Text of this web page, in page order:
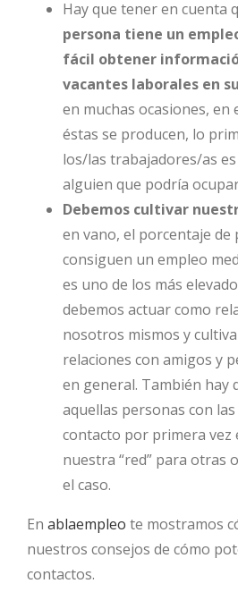
Hay que tener en cuenta
persona tiene un
fácil obtener
vacantes laborales en
en muchas ocasiones, en
éstas se producen, lo
los/las trabajadores/as
alguien que podría
Debemos cultivar
en vano, el porcentaje de
consiguen un empleo
es uno de los más
debemos actuar como
nosotros mismos y
relaciones con amigos y
en general. También hay
aquellas personas con
contacto por primera vez
nuestra “red” para otras
el caso.
En ablaempleo te mostramos
nuestros consejos de cómo
contactos.